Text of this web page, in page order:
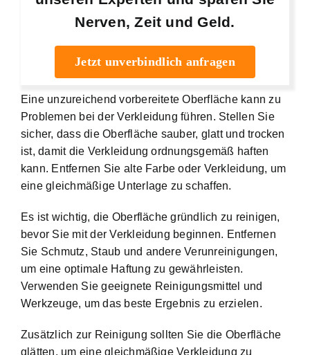
Nerven, Zeit und Geld.
Jetzt unverbindlich anfragen
Eine unzureichend vorbereitete Oberfläche kann zu
Problemen bei der Verkleidung führen. Stellen Sie
sicher, dass die Oberfläche sauber, glatt und trocken
ist, damit die Verkleidung ordnungsgemäß haften
kann. Entfernen Sie alte Farbe oder Verkleidung, um
eine gleichmäßige Unterlage zu schaffen.
Es ist wichtig, die Oberfläche gründlich zu reinigen,
bevor Sie mit der Verkleidung beginnen. Entfernen
Sie Schmutz, Staub und andere Verunreinigungen,
um eine optimale Haftung zu gewährleisten.
Verwenden Sie geeignete Reinigungsmittel und
Werkzeuge, um das beste Ergebnis zu erzielen.
Zusätzlich zur Reinigung sollten Sie die Oberfläche
glätten, um eine gleichmäßige Verkleidung zu